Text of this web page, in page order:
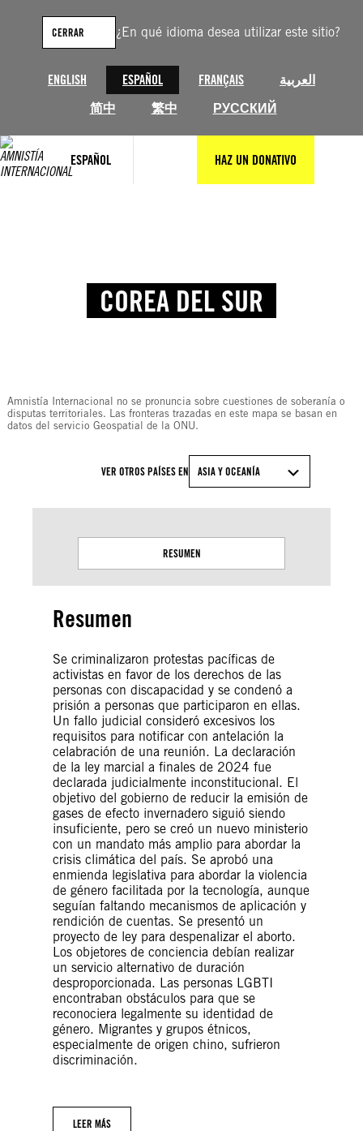
¿En qué idioma desea utilizar este sitio?
ENGLISH ESPAÑOL FRANÇAIS
العربية
简中
繁中 РУССКИЙ
CERRAR
ESPAÑOL HAZ UN DONATIVO
COREA DEL SUR
Amnistía Internacional no se pronuncia sobre cuestiones de soberanía o
disputas territoriales. Las fronteras trazadas en este mapa se basan en
datos del servicio Geospatial de la ONU.
VER OTROS PAÍSES EN ASIA Y OCEANÍA
RESUMEN
Resumen
Se criminalizaron protestas pacíficas de
activistas en favor de los derechos de las
personas con discapacidad y se condenó a
prisión a personas que participaron en ellas.
Un fallo judicial consideró excesivos los
requisitos para notificar con antelación la
celabración de una reunión. La declaración
de la ley marcial a finales de 2024 fue
declarada judicialmente inconstitucional. El
objetivo del gobierno de reducir la emisión de
gases de efecto invernadero siguió siendo
insuficiente, pero se creó un nuevo ministerio
con un mandato más amplio para abordar la
crisis climática del país. Se aprobó una
enmienda legislativa para abordar la violencia
de género facilitada por la tecnología, aunque
seguían faltando mecanismos de aplicación y
rendición de cuentas. Se presentó un
proyecto de ley para despenalizar el aborto.
Los objetores de conciencia debían realizar
un servicio alternativo de duración
desproporcionada. Las personas LGBTI
encontraban obstáculos para que se
reconociera legalmente su identidad de
género. Migrantes y grupos étnicos,
especialmente de origen chino, sufrieron
discriminación.
LEER MÁS